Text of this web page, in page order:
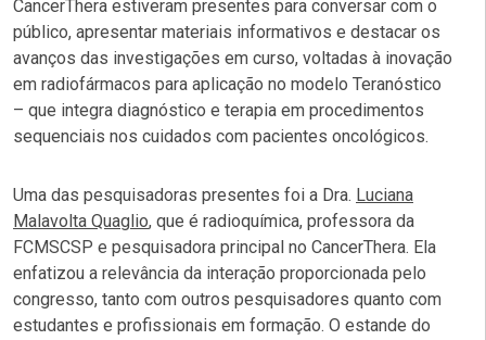
CancerThera estiveram presentes para conversar com o
público, apresentar materiais informativos e destacar os
avanços das investigações em curso, voltadas à inovação
em radiofármacos para aplicação no modelo Teranóstico
– que integra diagnóstico e terapia em procedimentos
sequenciais nos cuidados com pacientes oncológicos.
Uma das pesquisadoras presentes foi a Dra. Luciana
Malavolta Quaglio, que é radioquímica, professora da
FCMSCSP e pesquisadora principal no CancerThera. Ela
enfatizou a relevância da interação proporcionada pelo
congresso, tanto com outros pesquisadores quanto com
estudantes e profissionais em formação. O estande do